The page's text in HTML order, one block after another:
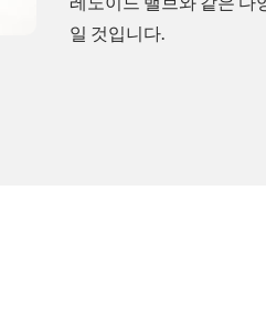
일 것입니다.